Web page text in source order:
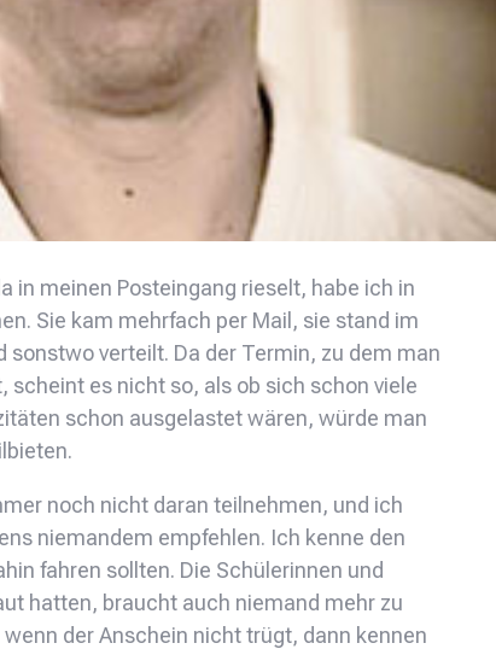
in meinen Posteingang rieselt, habe ich in
Sie kam mehrfach per Mail, sie stand im
sonstwo verteilt. Da der Termin, zu dem man
es nicht so, als ob sich schon viele
schon ausgelastet wären, würde man
noch nicht daran teilnehmen, und ich
niemandem empfehlen. Ich kenne den
fahren sollten. Die Schülerinnen und
hatten, braucht auch niemand mehr zu
der Anschein nicht trügt, dann kennen